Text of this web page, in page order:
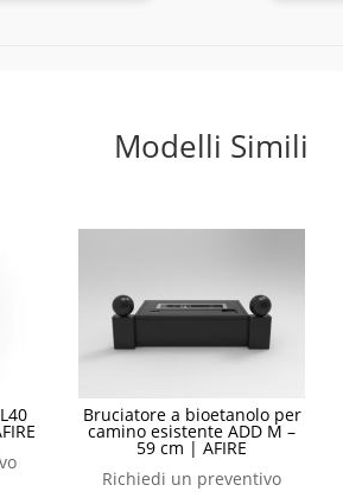
Modelli Simili
Bruciatore a bioetanolo per
camino esistente ADD M –
59 cm | AFIRE
Richiedi un preventivo